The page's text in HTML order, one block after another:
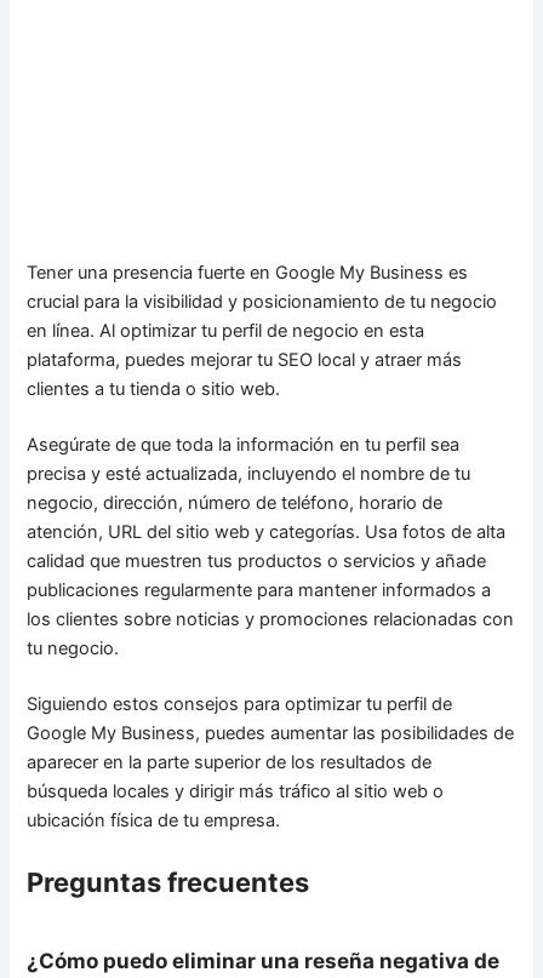
Tener una presencia fuerte en Google My Business es
crucial para la visibilidad y posicionamiento de tu negocio
en línea. Al optimizar tu perfil de negocio en esta
plataforma, puedes mejorar tu SEO local y atraer más
clientes a tu tienda o sitio web.
Asegúrate de que toda la información en tu perfil sea
precisa y esté actualizada, incluyendo el nombre de tu
negocio, dirección, número de teléfono, horario de
atención, URL del sitio web y categorías. Usa fotos de alta
calidad que muestren tus productos o servicios y añade
publicaciones regularmente para mantener informados a
los clientes sobre noticias y promociones relacionadas con
tu negocio.
Siguiendo estos consejos para optimizar tu perfil de
Google My Business, puedes aumentar las posibilidades de
aparecer en la parte superior de los resultados de
búsqueda locales y dirigir más tráfico al sitio web o
ubicación física de tu empresa.
Preguntas frecuentes
¿Cómo puedo eliminar una reseña negativa de